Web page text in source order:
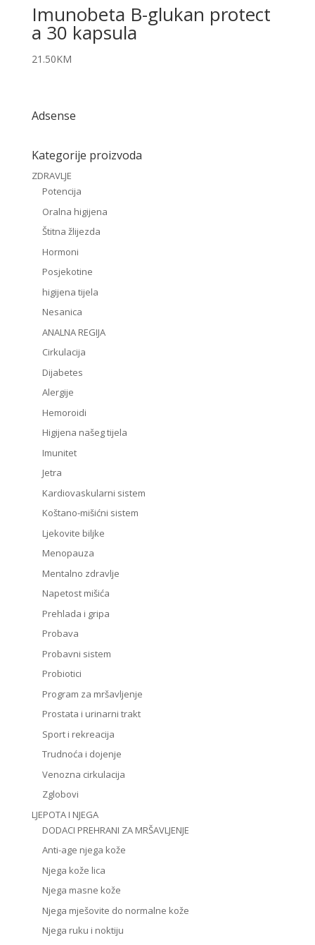
Imunobeta B-glukan protect
a 30 kapsula
21.50KM
Adsense
Kategorije proizvoda
ZDRAVLJE
Potencija
Oralna higijena
Štitna žlijezda
Hormoni
Posjekotine
higijena tijela
Nesanica
ANALNA REGIJA
Cirkulacija
Dijabetes
Alergije
Hemoroidi
Higijena našeg tijela
Imunitet
Jetra
Kardiovaskularni sistem
Koštano-mišićni sistem
Ljekovite biljke
Menopauza
Mentalno zdravlje
Napetost mišića
Prehlada i gripa
Probava
Probavni sistem
Probiotici
Program za mršavljenje
Prostata i urinarni trakt
Sport i rekreacija
Trudnoća i dojenje
Venozna cirkulacija
Zglobovi
LJEPOTA I NJEGA
DODACI PREHRANI ZA MRŠAVLJENJE
Anti-age njega kože
Njega kože lica
Njega masne kože
Njega mješovite do normalne kože
Njega ruku i noktiju